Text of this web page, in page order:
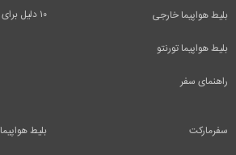
۱۰ دلیل برای انتخاب سفر مارکت بلیط هواپیما خارجی
بلیط هواپیما تورنتو
راهنمای سفر
بلیط هواپیما سفرمارکت